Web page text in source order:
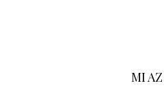
MI